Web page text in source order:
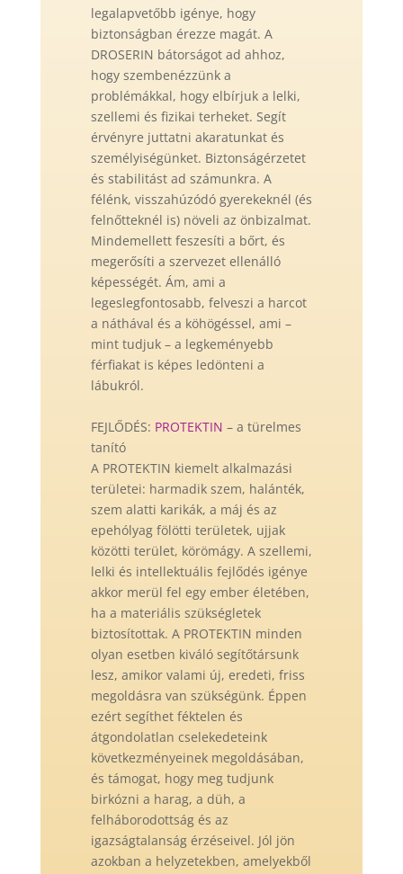
legalapvetőbb igénye, hogy
biztonságban érezze magát. A
DROSERIN bátorságot ad ahhoz,
hogy szembenézzünk a
problémákkal, hogy elbírjuk a lelki,
szellemi és fizikai terheket. Segít
érvényre juttatni akaratunkat és
személyiségünket. Biztonságérzetet
és stabilitást ad számunkra. A
félénk, visszahúzódó gyerekeknél (és
felnőtteknél is) növeli az önbizalmat.
Mindemellett feszesíti a bőrt, és
megerősíti a szervezet ellenálló
képességét. Ám, ami a
legeslegfontosabb, felveszi a harcot
a náthával és a köhögéssel, ami –
mint tudjuk – a legkeményebb
férfiakat is képes ledönteni a
lábukról.
FEJLŐDÉS: PROTEKTIN – a türelmes
tanító
A PROTEKTIN kiemelt alkalmazási
területei: harmadik szem, halánték,
szem alatti karikák, a máj és az
epehólyag fölötti területek, ujjak
közötti terület, körömágy. A szellemi,
lelki és intellektuális fejlődés igénye
akkor merül fel egy ember életében,
ha a materiális szükségletek
biztosítottak. A PROTEKTIN minden
olyan esetben kiváló segítőtársunk
lesz, amikor valami új, eredeti, friss
megoldásra van szükségünk. Éppen
ezért segíthet féktelen és
átgondolatlan cselekedeteink
következményeinek megoldásában,
és támogat, hogy meg tudjunk
birkózni a harag, a düh, a
felháborodottság és az
igazságtalanság érzéseivel. Jól jön
azokban a helyzetekben, amelyekből